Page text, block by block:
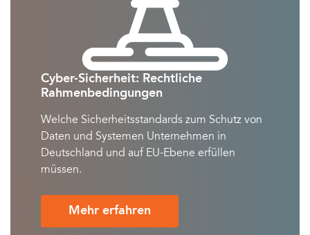
Cyber-Sicherheit: Rechtliche
Rahmenbedingungen
Welche Sicherheitsstandards zum Schutz von
Daten und Systemen Unternehmen in
Deutschland und auf EU-Ebene erfüllen
müssen.
Mehr erfahren